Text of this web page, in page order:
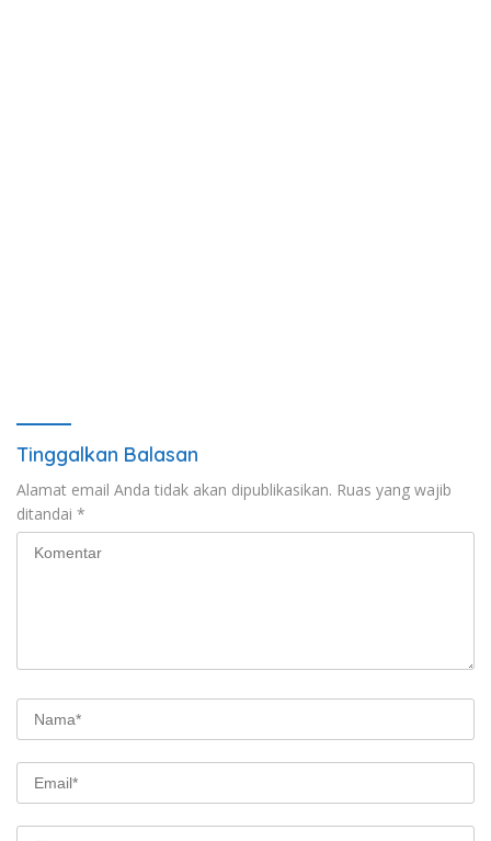
Tinggalkan Balasan
Alamat email Anda tidak akan dipublikasikan. Ruas yang wajib
ditandai *